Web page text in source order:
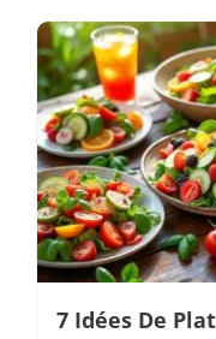
7 Idées De